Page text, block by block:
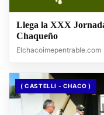
Llega la XXX
Chaqueño
Elchacoimepentrable.com
( CASTELLI - CHACO )